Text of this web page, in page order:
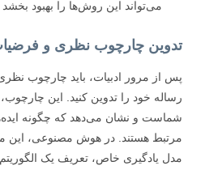
می‌تواند این روش‌ها را بهبود بخشد یا به
چارچوب نظری و فرضیات
خود را تدوین کنید. این چارچوب، پایه
و نشان می‌دهد که چگونه ایده‌ها،
هستند. در هوش مصنوعی، این
یادگیری خاص، تعریف یک الگوریتم جدید یا